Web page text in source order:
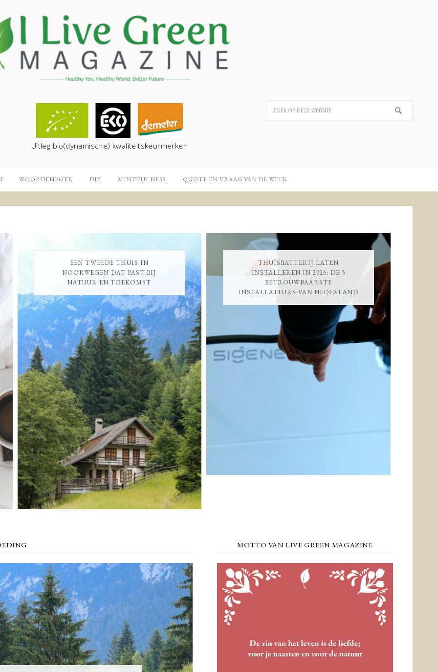
Uitleg bio(dynamische) kwaliteitskeurmerken
WOORDENBOEK DIY MINDFULNESS QUOTE EN VRAAG VAN DE WEEK
EEN TWEEDE THUIS IN
NOORWEGEN DAT PAST BIJ
NATUUR EN TOEKOMST
THUISBATTERIJ LATEN
INSTALLEREN IN 2026: DE 5
BETROUWBAARSTE
INSTALLATEURS VAN NEDERLAND
MOTTO VAN LIVE GREEN MAGAZINE